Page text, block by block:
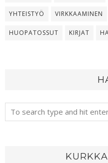
YHTEISTYÖ VIRKKAAMINEN
HUOPATOSSUT KIRJAT